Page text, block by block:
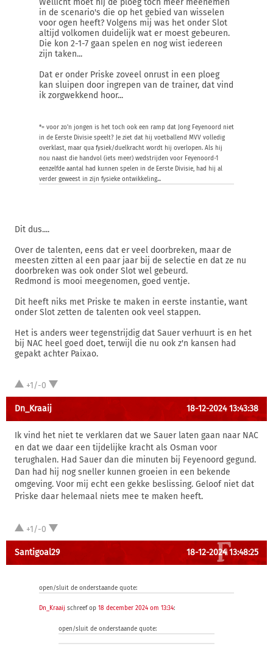
Wellicht moet hij de ploeg toch meer meenemen
in de scenario's die op het gebied van wisselen
voor ogen heeft? Volgens mij was het onder Slot
altijd volkomen duidelijk wat er moest gebeuren.
Die kon 2-1-7 gaan spelen en nog wist iedereen
zijn taken...
Dat er onder Priske zoveel onrust in een ploeg
kan sluipen door ingrepen van de trainer, dat vind
ik zorgwekkend hoor...
*= voor zo'n jongen is het toch ook een ramp dat Jong Feyenoord niet
in de Eerste Divisie speelt? Je ziet dat hij voetballend MVV volledig
overklast, maar qua fysiek/duelkracht wordt hij overlopen. Als hij
nou naast die handvol (iets meer) wedstrijden voor Feyenoord-1
eenzelfde aantal had kunnen spelen in de Eerste Divisie, had hij al
verder geweest in zijn fysieke ontwikkeling...
Dit dus....
Over de talenten, eens dat er veel doorbreken, maar de
meesten zitten al een paar jaar bij de selectie en dat ze nu
doorbreken was ook onder Slot wel gebeurd.
Redmond is mooi meegenomen, goed ventje.
Dit heeft niks met Priske te maken in eerste instantie, want
onder Slot zetten de talenten ook veel stappen.
Het is anders weer tegenstrijdig dat Sauer verhuurt is en het
bij NAC heel goed doet, terwijl die nu ook z'n kansen had
gepakt achter Paixao.
+1/-0
Dn_Kraaij 18-12-2024 13:43:38
Ik vind het niet te verklaren dat we Sauer laten gaan naar NAC
en dat we daar een tijdelijke kracht als Osman voor
terughalen. Had Sauer dan die minuten bij Feyenoord gegund.
Dan had hij nog sneller kunnen groeien in een bekende
omgeving. Voor mij echt een gekke beslissing. Geloof niet dat
Priske daar helemaal niets mee te maken heeft.
+1/-0
Santigoal29 18-12-2024 13:48:25
open/sluit de onderstaande quote:
Dn_Kraaij schreef op 18 december 2024 om 13:34:
open/sluit de onderstaande quote: